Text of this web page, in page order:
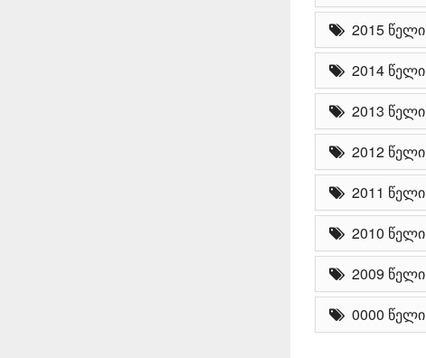
2015 წელი
2014 წელი
2013 წელი
2012 წელი
2011 წელი
2010 წელი
2009 წელი
0000 წელი